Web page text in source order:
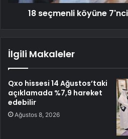
18 seçmenli köyüne
İlgili Makaleler
Qxo hissesi 14 Ağustos’taki
açıklamada %7,9 hareket
edebilir
Ağustos 8, 2026